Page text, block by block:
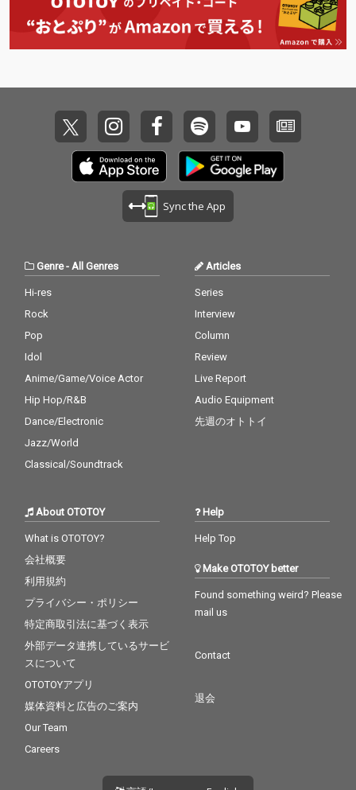
Sync the App
Genre- All Genres
Hi-res
Rock
Pop
Idol
Anime/Game/Voice Actor
Hip Hop/R&B
Dance/Electronic
Jazz/World
Classical/Soundtrack
Articles
Series
Interview
Column
Review
Live Report
Audio Equipment
先週のオトトイ
About OTOTOY
What is OTOTOY?
会社概要
利用規約
プライバシー・ポリシー
特定商取引法に基づく表示
外部データ連携しているサービ
スについて
OTOTOYアプリ
媒体資料と広告のご案内
Our Team
Careers
Help
Help Top
Make OTOTOY better
Found something weird? Please
mail us
Contact
退会